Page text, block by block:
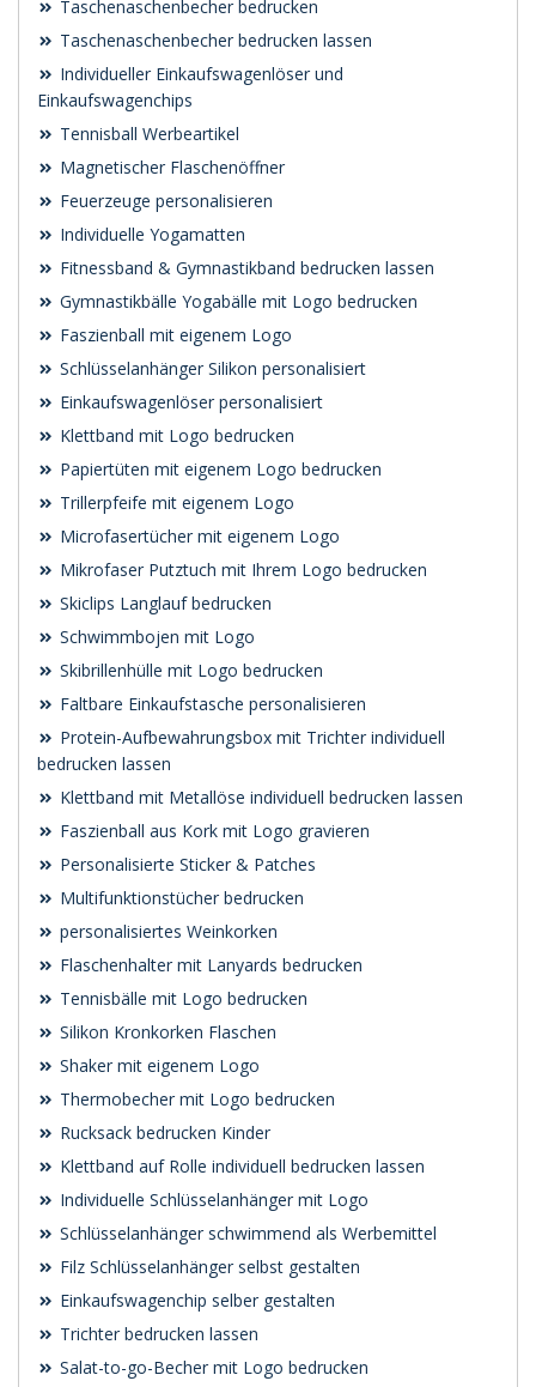
Taschenaschenbecher bedrucken
Taschenaschenbecher bedrucken lassen
Individueller Einkaufswagenlöser und
Einkaufswagenchips
Tennisball Werbeartikel
Magnetischer Flaschenöffner
Feuerzeuge personalisieren
Individuelle Yogamatten
Fitnessband & Gymnastikband bedrucken lassen
Gymnastikbälle Yogabälle mit Logo bedrucken
Faszienball mit eigenem Logo
Schlüsselanhänger Silikon personalisiert
Einkaufswagenlöser personalisiert
Klettband mit Logo bedrucken
Papiertüten mit eigenem Logo bedrucken
Trillerpfeife mit eigenem Logo
Microfasertücher mit eigenem Logo
Mikrofaser Putztuch mit Ihrem Logo bedrucken
Skiclips Langlauf bedrucken
Schwimmbojen mit Logo
Skibrillenhülle mit Logo bedrucken
Faltbare Einkaufstasche personalisieren
Protein-Aufbewahrungsbox mit Trichter individuell
bedrucken lassen
Klettband mit Metallöse individuell bedrucken lassen
Faszienball aus Kork mit Logo gravieren
Personalisierte Sticker & Patches
Multifunktionstücher bedrucken
personalisiertes Weinkorken
Flaschenhalter mit Lanyards bedrucken
Tennisbälle mit Logo bedrucken
Silikon Kronkorken Flaschen
Shaker mit eigenem Logo
Thermobecher mit Logo bedrucken
Rucksack bedrucken Kinder
Klettband auf Rolle individuell bedrucken lassen
Individuelle Schlüsselanhänger mit Logo
Schlüsselanhänger schwimmend als Werbemittel
Filz Schlüsselanhänger selbst gestalten
Einkaufswagenchip selber gestalten
Trichter bedrucken lassen
Salat-to-go-Becher mit Logo bedrucken